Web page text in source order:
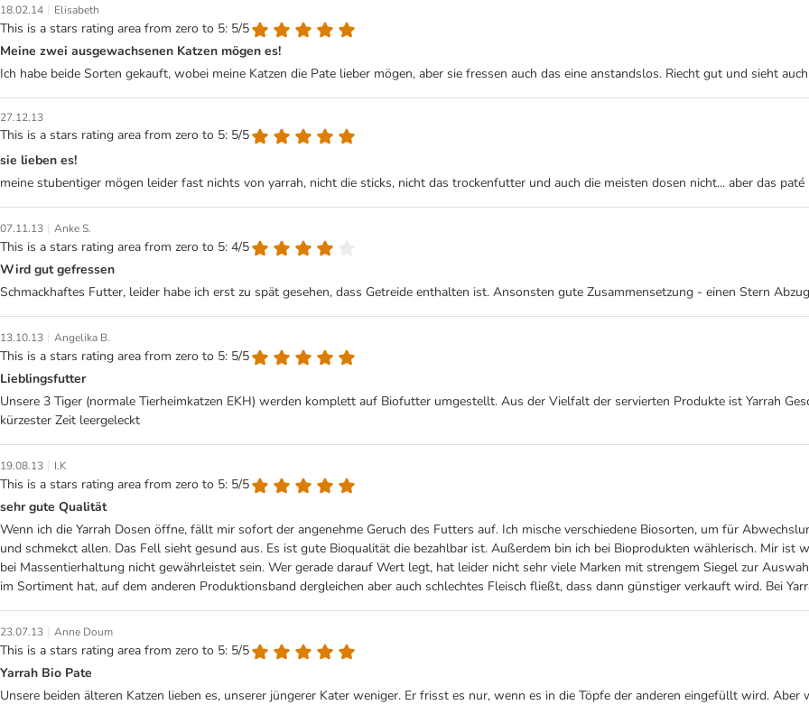
18.02.14 | Elisabeth
This is a stars rating area from zero to 5: 5/5
Meine zwei ausgewachsenen Katzen mögen es!
Ich habe beide Sorten gekauft, wobei meine Katzen die Pate lieber mögen, aber sie fressen auch das eine anstandslos. Riecht gut und sieht
27.12.13
This is a stars rating area from zero to 5: 5/5
sie lieben es!
meine stubentiger mögen leider fast nichts von yarrah, nicht die sticks, nicht das trockenfutter und auch die meisten dosen nicht... aber das
07.11.13 | Anke S.
This is a stars rating area from zero to 5: 4/5
Wird gut gefressen
Schmackhaftes Futter, leider habe ich erst zu spät gesehen, dass Getreide enthalten ist. Ansonsten gute Zusammensetzung - einen Stern
13.10.13 | Angelika B.
This is a stars rating area from zero to 5: 5/5
Lieblingsfutter
Unsere 3 Tiger (normale Tierheimkatzen EKH) werden komplett auf Biofutter umgestellt. Aus der Vielfalt der servierten Produkte ist Yarrah
kürzester Zeit leergeleckt
19.08.13 | I.K
This is a stars rating area from zero to 5: 5/5
sehr gute Qualität
Wenn ich die Yarrah Dosen öffne, fällt mir sofort der angenehme Geruch des Futters auf. Ich mische verschiedene Biosorten, um für
und schmekct allen. Das Fell sieht gesund aus. Es ist gute Bioqualität die bezahlbar ist. Außerdem bin ich bei Bioprodukten wählerisch. Mir ist
bei Massentierhaltung nicht gewährleistet sein. Wer gerade darauf Wert legt, hat leider nicht sehr viele Marken mit strengem Siegel zur
im Sortiment hat, auf dem anderen Produktionsband dergleichen aber auch schlechtes Fleisch fließt, dass dann günstiger verkauft wird. Bei
23.07.13 | Anne Doum
This is a stars rating area from zero to 5: 5/5
Yarrah Bio Pate
Unsere beiden älteren Katzen lieben es, unserer jüngerer Kater weniger. Er frisst es nur, wenn es in die Töpfe der anderen eingefüllt wird.